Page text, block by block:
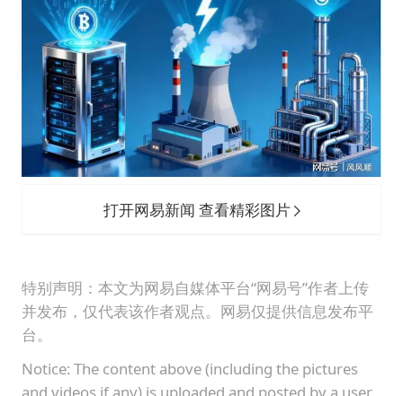
打开网易新闻 查看精彩图片
特别声明：本文为网易自媒体平台“网易号”作者上传
并发布，仅代表该作者观点。网易仅提供信息发布平
台。
Notice: The content above (including the pictures
and videos if any) is uploaded and posted by a user